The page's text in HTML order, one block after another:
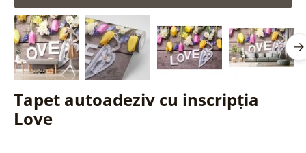
Tapet autoadeziv cu inscripția
Love